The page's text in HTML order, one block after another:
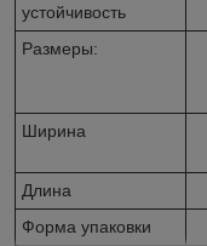
устойчивость
Размеры:
Ширина
Длина
Форма упаковки